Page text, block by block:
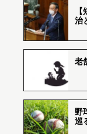
治
老
野
巡